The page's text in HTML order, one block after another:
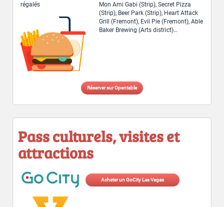
régalés
Mon Ami Gabi (Strip), Secret Pizza
(Strip), Beer Park (Strip), Heart Attack
Grill (Fremont), Evil Pie (Fremont), Able
Baker Brewing (Arts district)…
Réserver sur Opentable
Pass culturels, visites et
attractions
Acheter un GoCity Las Vegas